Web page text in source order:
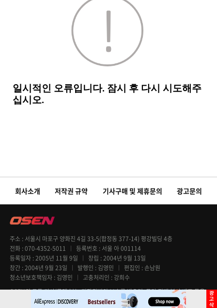
회사소개 저작권 규약 기사구매 및 제휴문의 광고문의
주소
서울시 마포구 양화진 4길 33-5(합정동 377-14) 평강빌딩 4층
전화 070-4352-5011 등록번호
서울 아 001114
등록일자 2005년 11월 9일 창립 2004년 9월 13일
창간 2004년 9월 23일 발행인 김영민 편집인
손남원
청소년보호책임자 김영민 고충처리인
강희수
OSEN의 모든 기사(콘텐츠)는 저작권법의 보호를 받으며, 무단 전재 복사 배포 등을
엄격히 금지합니다. Copyright @ OSEN All rights reserved.